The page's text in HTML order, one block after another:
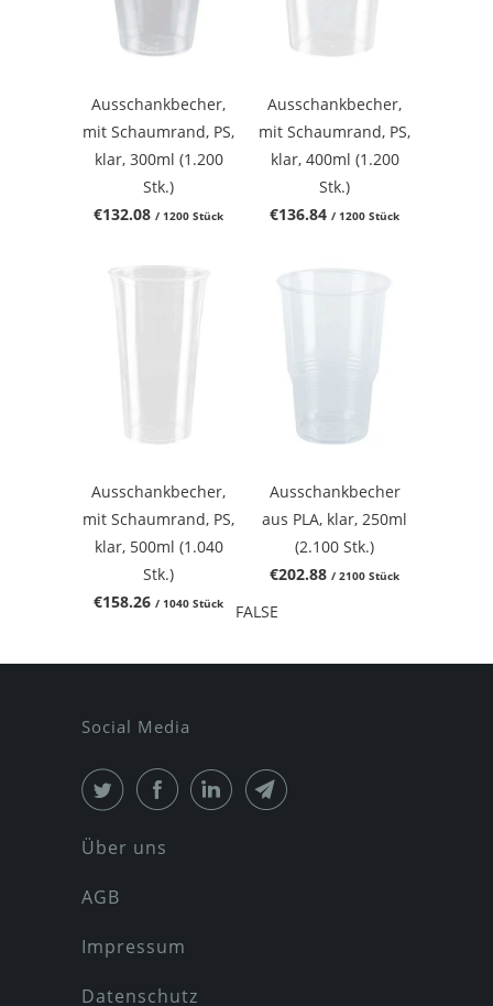
Ausschankbecher,
mit Schaumrand, PS,
klar, 300ml (1.200
Stk.)
€132.08 / 1200 Stück
Ausschankbecher,
mit Schaumrand, PS,
klar, 400ml (1.200
Stk.)
€136.84 / 1200 Stück
Ausschankbecher,
mit Schaumrand, PS,
klar, 500ml (1.040
Stk.)
€158.26 / 1040 Stück
Ausschankbecher
aus PLA, klar, 250ml
(2.100 Stk.)
€202.88 / 2100 Stück
FALSE
Social Media
Über uns
AGB
Impressum
Datenschutz